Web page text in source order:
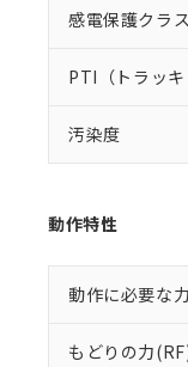
感電保護クラス
PTI（トラッキ
汚染度
動作特性
動作に必要な
もどりの力